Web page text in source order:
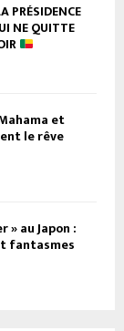
PRÉSIDENCE
NE QUITTE
et
le rêve
» au Japon :
fantasmes